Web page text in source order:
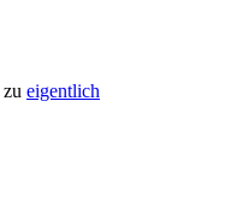
zu eigentlich